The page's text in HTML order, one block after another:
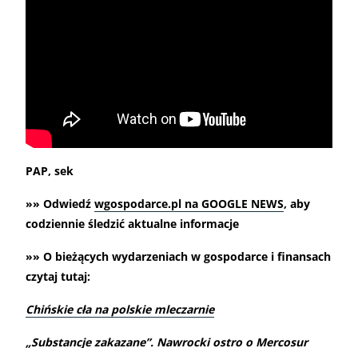
PAP, sek
»» Odwiedź wgospodarce.pl na GOOGLE NEWS, aby
codziennie śledzić aktualne informacje
»» O bieżących wydarzeniach w gospodarce i finansach
czytaj tutaj:
Chińskie cła na polskie mleczarnie
„Substancje zakazane”. Nawrocki ostro o Mercosur